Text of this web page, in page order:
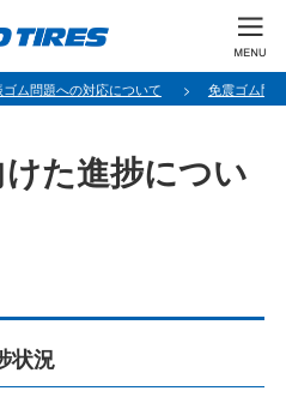
ム問題への対応について 免震ゴム問
た進捗につい
状況